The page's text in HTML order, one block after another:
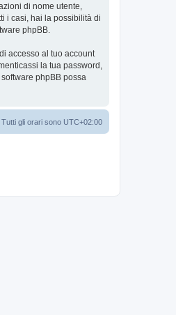
di nome utente,
i casi, hai la possibilità di
phpBB.
accesso al tuo account
la tua password,
phpBB possa
Tutti gli orari sono UTC+02:00